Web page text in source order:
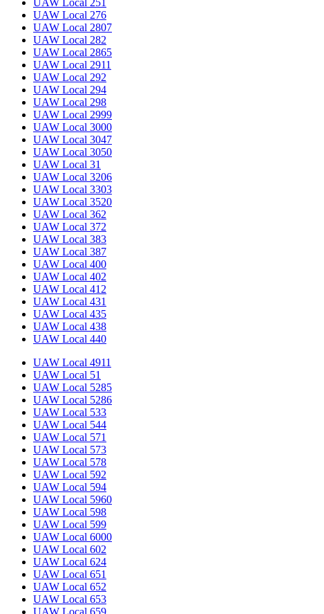
UAW Local 276
UAW Local 2807
UAW Local 282
UAW Local 2865
UAW Local 2911
UAW Local 292
UAW Local 294
UAW Local 298
UAW Local 2999
UAW Local 3000
UAW Local 3047
UAW Local 3050
UAW Local 31
UAW Local 3206
UAW Local 3303
UAW Local 3520
UAW Local 362
UAW Local 372
UAW Local 383
UAW Local 387
UAW Local 400
UAW Local 402
UAW Local 412
UAW Local 431
UAW Local 435
UAW Local 438
UAW Local 440
UAW Local 4911
UAW Local 51
UAW Local 5285
UAW Local 5286
UAW Local 533
UAW Local 544
UAW Local 571
UAW Local 573
UAW Local 578
UAW Local 592
UAW Local 594
UAW Local 5960
UAW Local 598
UAW Local 599
UAW Local 6000
UAW Local 602
UAW Local 624
UAW Local 651
UAW Local 652
UAW Local 653
UAW Local 659